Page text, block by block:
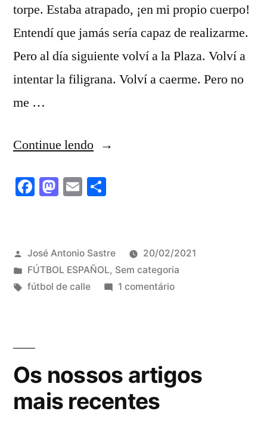
torpe. Estaba atrapado, ¡en mi propio cuerpo!
Entendí que jamás sería capaz de realizarme.
Pero al día siguiente volví a la Plaza. Volví a
intentar la filigrana. Volví a caerme. Pero no
me …
Continue lendo“Atrapado”
Facebook
Mastodon
Email
Publicado
por
José Antonio Sastre
20/02/2021
Publicado
em
FÚTBOL ESPAÑOL, Sem categoria
Tags:
fútbol de calle 1 comentárioem
Os nossos artigos
mais recentes